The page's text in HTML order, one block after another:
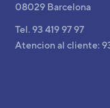
08029 Barcelona
Tel. 93 419 97 97
Atencion al cliente: